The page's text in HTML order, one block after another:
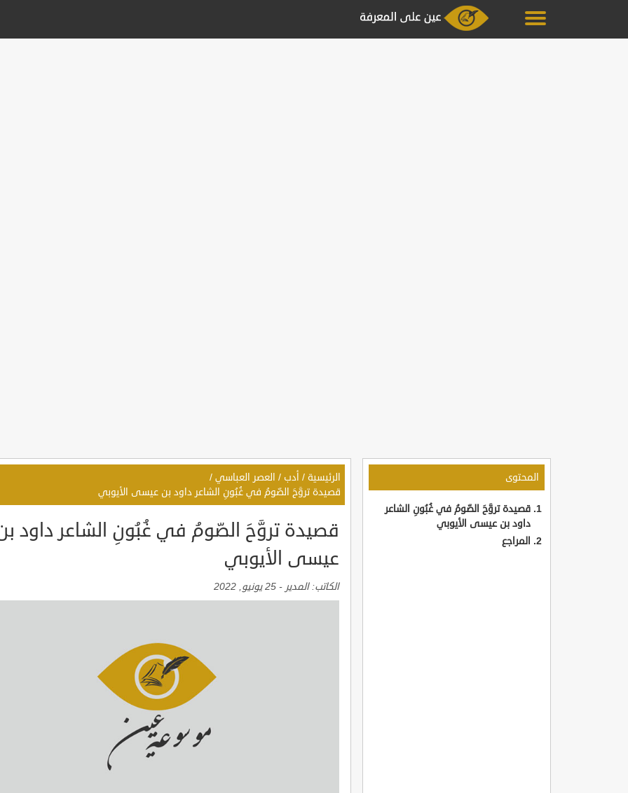
المحتوى
قصيدة تروَّحَ الصّومُ في غُبُونِ الشاعر
داود بن عيسى الأيوبي
المراجع
الرئيسية / أدب / العصر العباسي /
قصيدة تروَّحَ الصّومُ في غُبُونِ الشاعر داود بن عيسى الأيوبي
قصيدة تروَّحَ الصّومُ في غُبُونِ الشاعر داود
عيسى الأيوبي
الكاتب:المدير - 25 يونيو, 2022